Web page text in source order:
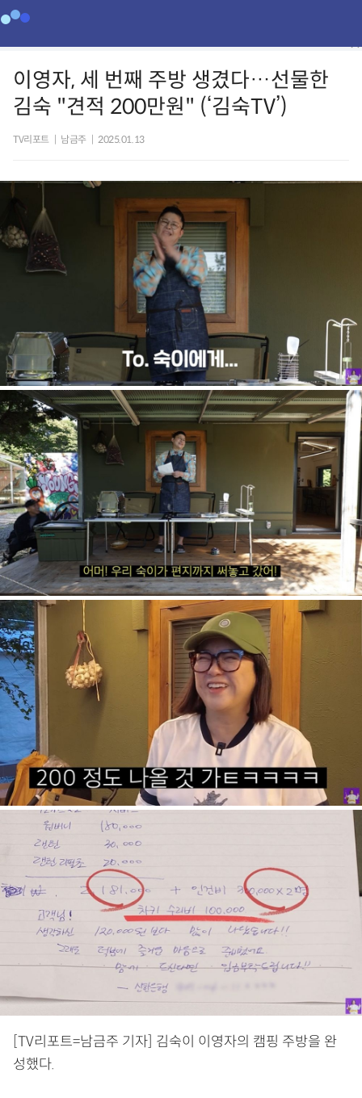
이영자, 세 번째 주방 생겼다…선물한
김숙 "견적 200만원" (‘김숙TV’)
TV리포트 남금주 2025.01.13
[TV리포트=남금주 기자] 김숙이 이영자의 캠핑 주방을 완
성했다.